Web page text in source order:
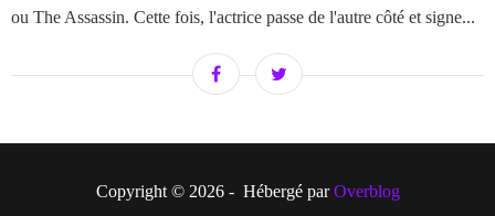
ou The Assassin. Cette fois, l'actrice passe de l'autre côté et signe...
Copyright © 2026 - Hébergé parOverblog